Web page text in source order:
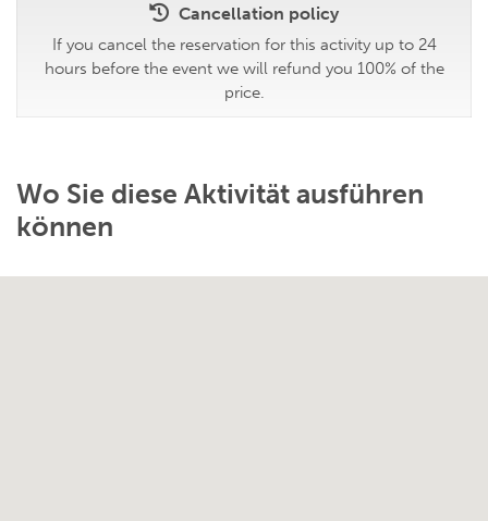
Cancellation policy
If you cancel the reservation for this activity up to 24
hours before the event we will refund you 100% of the
price.
Wo Sie diese Aktivität ausführen
können